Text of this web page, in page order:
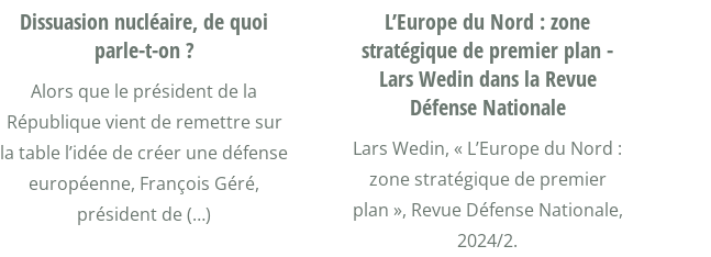
Dissuasion nucléaire, de quoi
parle-t-on ?
Alors que le président de la
République vient de remettre sur
la table l’idée de créer une défense
européenne, François Géré,
président de (…)
L’Europe du Nord : zone
stratégique de premier plan -
Lars Wedin dans la Revue
Défense Nationale
Lars Wedin, « L’Europe du Nord :
zone stratégique de premier
plan », Revue Défense Nationale,
2024/2.